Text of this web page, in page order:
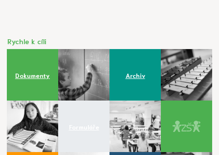
Rychle k cíli
Dokumenty Archiv